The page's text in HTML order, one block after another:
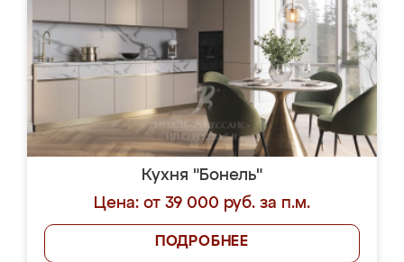
Кухня "Бонель"
Цена: от 39 000 руб. за п.м.
ПОДРОБНЕЕ